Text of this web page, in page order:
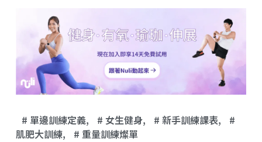
單邊訓練定義, 女生健身, 新手訓練課表,
肌肥大訓練, 重量訓練燦單